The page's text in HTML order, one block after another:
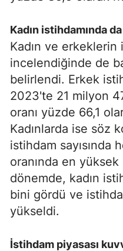
Kadın istihdamında
Kadın ve erkeklerin
incelendiğinde de
belirlendi. Erkek
2023'te 21 milyon
oranı yüzde 66,1
Kadınlarda ise söz
istihdam sayısında
oranında en yüksek
dönemde, kadın
bini gördü ve
yükseldi.
İstihdam piyasası